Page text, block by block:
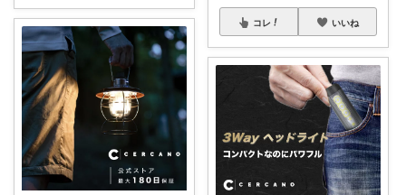
コレ いいね